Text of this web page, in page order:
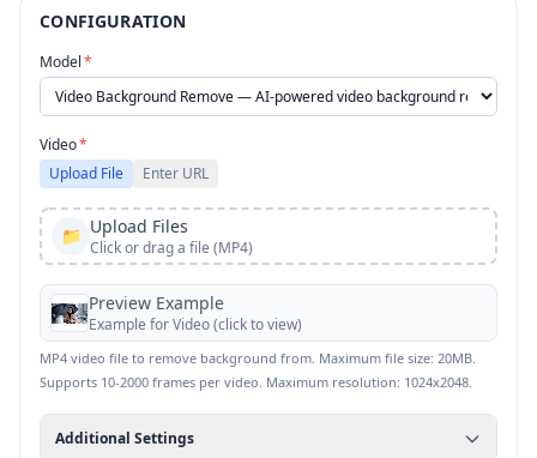
CONFIGURATION
Model*
Video*
Upload File
Enter URL
📁 Upload Files
Click or drag a file (MP4)
Preview Example
Example forVideo(click to view)
MP4 video file to remove background from. Maximum file size: 20MB.
Supports 10-2000 frames per video. Maximum resolution: 1024x2048.
Additional Settings